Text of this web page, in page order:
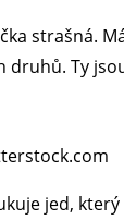
strašná.
druhů. Ty
jed,